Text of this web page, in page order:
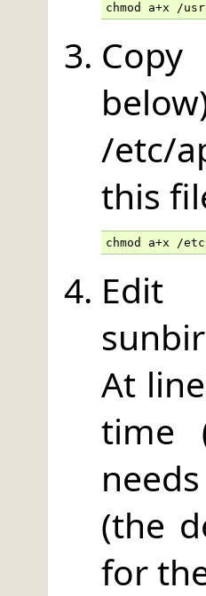
chmod a+x /
/etc/
this
chmod a+x /
Edit
At
time
(the
for